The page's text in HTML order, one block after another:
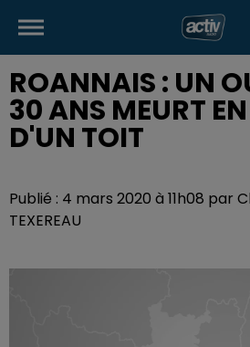
ROANNAIS : UN
30 ANS MEURT
D'UN TOIT
Publié : 4 mars 2020 à 11h08 par
TEXEREAU